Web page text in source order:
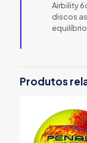
Airbility
discos
Produtos